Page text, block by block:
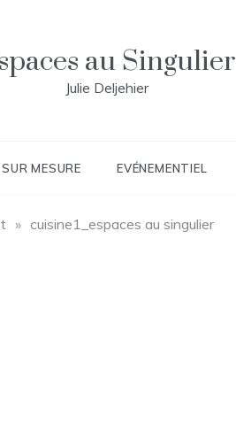
au Singulier
Julie Deljehier
MESURE EVÉNEMENTIEL
» cuisine1_espaces au singulier